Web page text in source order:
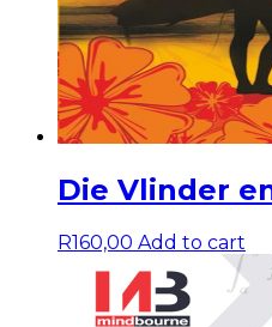
Die Vlinder
R160,00 Add to cart